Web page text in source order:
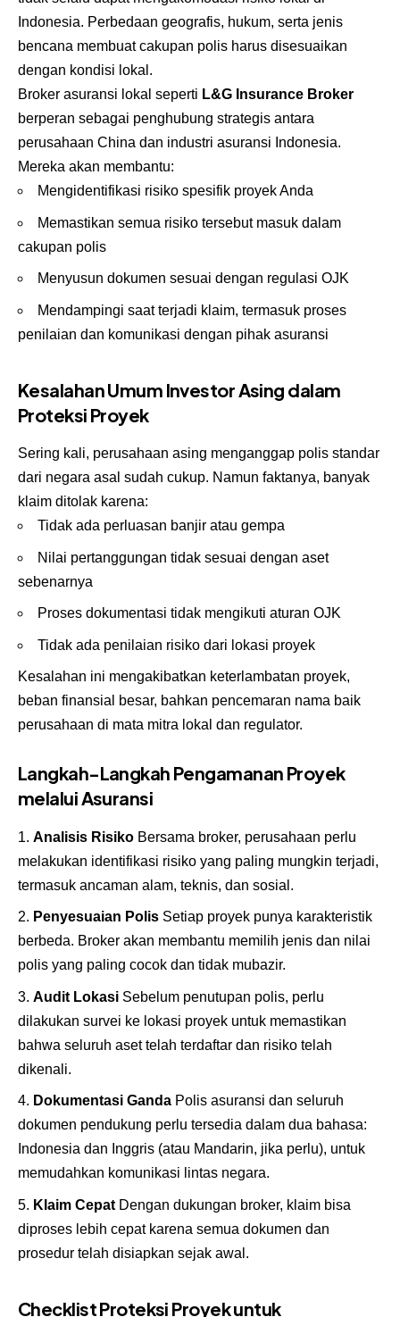
Indonesia. Perbedaan geografis, hukum, serta jenis
bencana membuat cakupan polis harus disesuaikan
dengan kondisi lokal.
Broker asuransi lokal seperti L&G Insurance Broker
berperan sebagai penghubung strategis antara
perusahaan China dan industri asuransi Indonesia.
Mereka akan membantu:
Mengidentifikasi risiko spesifik proyek Anda
Memastikan semua risiko tersebut masuk dalam
cakupan polis
Menyusun dokumen sesuai dengan regulasi OJK
Mendampingi saat terjadi klaim, termasuk proses
penilaian dan komunikasi dengan pihak asuransi
Kesalahan Umum Investor Asing dalam
Proteksi Proyek
Sering kali, perusahaan asing menganggap polis standar
dari negara asal sudah cukup. Namun faktanya, banyak
klaim ditolak karena:
Tidak ada perluasan banjir atau gempa
Nilai pertanggungan tidak sesuai dengan aset
sebenarnya
Proses dokumentasi tidak mengikuti aturan OJK
Tidak ada penilaian risiko dari lokasi proyek
Kesalahan ini mengakibatkan keterlambatan proyek,
beban finansial besar, bahkan pencemaran nama baik
perusahaan di mata mitra lokal dan regulator.
Langkah-Langkah Pengamanan Proyek
melalui Asuransi
Analisis Risiko Bersama broker, perusahaan perlu
melakukan identifikasi risiko yang paling mungkin terjadi,
termasuk ancaman alam, teknis, dan sosial.
Penyesuaian Polis Setiap proyek punya karakteristik
berbeda. Broker akan membantu memilih jenis dan nilai
polis yang paling cocok dan tidak mubazir.
Audit Lokasi Sebelum penutupan polis, perlu
dilakukan survei ke lokasi proyek untuk memastikan
bahwa seluruh aset telah terdaftar dan risiko telah
dikenali.
Dokumentasi Ganda Polis asuransi dan seluruh
dokumen pendukung perlu tersedia dalam dua bahasa:
Indonesia dan Inggris (atau Mandarin, jika perlu), untuk
memudahkan komunikasi lintas negara.
Klaim Cepat Dengan dukungan broker, klaim bisa
diproses lebih cepat karena semua dokumen dan
prosedur telah disiapkan sejak awal.
Checklist Proteksi Proyek untuk